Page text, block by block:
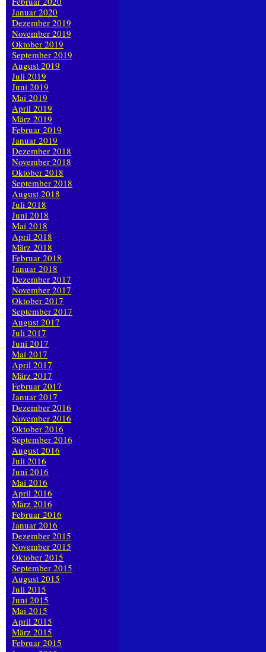
Januar 2020
Dezember 2019
November 2019
Oktober 2019
September 2019
August 2019
Juli 2019
Juni 2019
Mai 2019
April 2019
März 2019
Februar 2019
Januar 2019
Dezember 2018
November 2018
Oktober 2018
September 2018
August 2018
Juli 2018
Juni 2018
Mai 2018
April 2018
März 2018
Februar 2018
Januar 2018
Dezember 2017
November 2017
Oktober 2017
September 2017
August 2017
Juli 2017
Juni 2017
Mai 2017
April 2017
März 2017
Februar 2017
Januar 2017
Dezember 2016
November 2016
Oktober 2016
September 2016
August 2016
Juli 2016
Juni 2016
Mai 2016
April 2016
März 2016
Februar 2016
Januar 2016
Dezember 2015
November 2015
Oktober 2015
September 2015
August 2015
Juli 2015
Juni 2015
Mai 2015
April 2015
März 2015
Februar 2015